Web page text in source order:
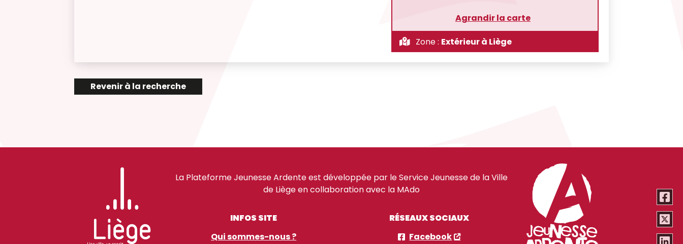
Agrandir la carte
Zone : Extérieur à Liège
Revenir à la recherche
La Plateforme Jeunesse Ardente est développée par le Service Jeunesse de la Ville
de Liège en collaboration avec la MAdo
INFOS SITE
Qui sommes-nous ?
RÉSEAUX SOCIAUX
Facebook